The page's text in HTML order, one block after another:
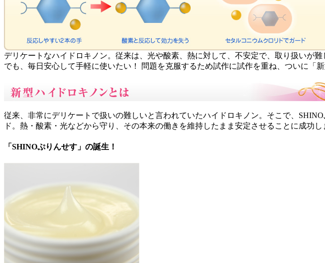
デリケートなハイドロキノン。従来は、光や酸素、熱に対して、不安定で、取り扱いが難
でも、毎日安心して手軽に使いたい！ 問題を克服するため試作に試作を重ね、ついに「
従来、非常にデリケートで扱いの難しいと言われていたハイドロキノン。そこで、
ド。熱・酸素・光などから守り、その本来の働きを維持したまま安定させることに成功し
「SHINOぷりんせす」の誕生！